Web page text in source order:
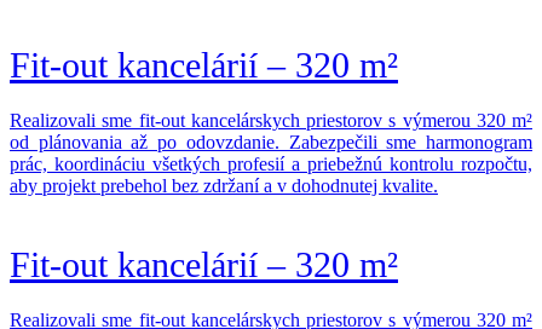
Fit-out kancelárií – 320 m²
Realizovali sme fit-out kancelárskych priestorov s výmerou 320 m²
od plánovania až po odovzdanie. Zabezpečili sme harmonogram
prác, koordináciu všetkých profesií a priebežnú kontrolu rozpočtu,
aby projekt prebehol bez zdržaní a v dohodnutej kvalite.
Fit-out kancelárií – 320 m²
Realizovali sme fit-out kancelárskych priestorov s výmerou 320 m²